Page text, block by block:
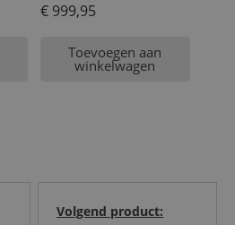
€999,95
Toevoegen aan
winkelwagen
Volgend product: